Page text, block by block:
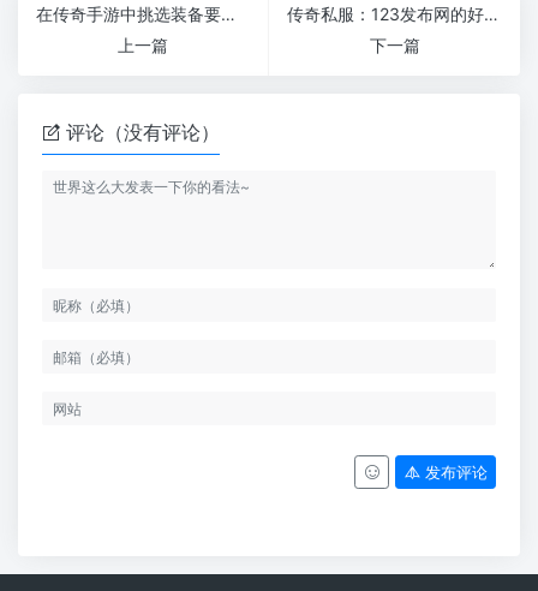
在传奇手游中挑选装备要看隐藏属性
上一篇
传奇私服：123发布网的好私服合计
下一篇
评论（没有评论）
发布评论